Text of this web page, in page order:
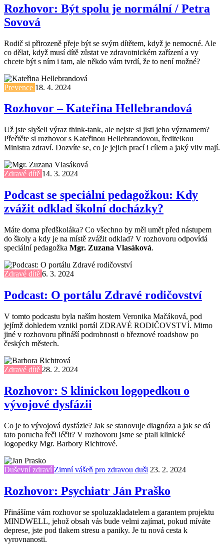
Rozhovor: Být spolu je normální / Petra
Sovová
Rodič si přirozeně přeje být se svým dítětem, když je nemocné. Ale
co dělat, když musí dítě zůstat ve zdravotnickém zařízení a vy
chcete být s ním i tam, ale někdo vám tvrdí, že to není možné?
Prevence 18. 4. 2024
Rozhovor – Kateřina Hellebrandová
Už jste slyšeli výraz think-tank, ale nejste si jisti jeho významem?
Přečtěte si rozhovor s Kateřinou Hellebrandovou, ředitelkou
Ministra zdraví. Dozvíte se, co je jejich prací i cílem a jaký vliv mají.
Zdravé dítě 14. 3. 2024
Podcast se speciální pedagožkou: Kdy
zvážit odklad školní docházky?
Máte doma předškoláka? Co všechno by měl umět před nástupem
do školy a kdy je na místě zvážit odklad? V rozhovoru odpovídá
speciální pedagožka Mgr. Zuzana Vlasáková.
Zdravé dítě 6. 3. 2024
Podcast: O portálu Zdravé rodičovství
V tomto podcastu byla naším hostem Veronika Mačáková, pod
jejímž dohledem vznikl portál ZDRAVÉ RODIČOVSTVÍ. Mimo
jiné v rozhovoru přináší podrobnosti o březnové roadshow po
českých městech.
Zdravé dítě 28. 2. 2024
Rozhovor: S klinickou logopedkou o
vývojové dysfázii
Co je to vývojová dysfázie? Jak se stanovuje diagnóza a jak se dá
tato porucha řeči léčit? V rozhovoru jsme se ptali klinické
logopedky Mgr. Barbory Richtrové.
Duševní zdraví Zimní vášeň pro zdravou duši 23. 2. 2024
Rozhovor: Psychiatr Ján Praško
Přinášíme vám rozhovor se spoluzakladatelem a garantem projektu
MINDWELL, jehož obsah vás bude velmi zajímat, pokud míváte
deprese, jste pod tlakem stresu a paniky. Je tu nová cesta k
vyrovnanosti.